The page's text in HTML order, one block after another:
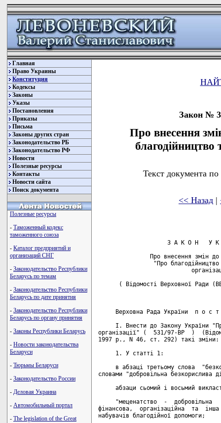
Главная
Право Украины
Конституция
Кодексы
Законы
Указы
Постановления
Приказы
Письма
Законы других стран
Законодательство РБ
Законодательство РФ
Новости
Полезные ресурсы
Контакты
Новости сайта
Поиск документа
Полезные ресурсы
- Таможенный кодекс
таможенного союза
- Каталог предприятий и
организаций СНГ
- Законодательство Республики
Беларусь по темам
- Законодательство Республики
Беларусь по дате принятия
- Законодательство Республики
Беларусь по органу принятия
- Законы Республики Беларусь
- Новости законодательства
Беларуси
- Тюрьмы Беларуси
- Законодательство России
- Деловая Украина
- Автомобильный портал
- The legislation of the Great
Закон №
Про внесення
благодійництво
Текст документа
<< Назад |
З А К О Н   У К
Про внесення змін
"Про
( Відомості Верховної Ради
Верховна Рада України  п о с
I. Внести до Закону України
організації" (  531/97-ВР  )
1997 р., N 46, ст. 292) такі зміни:
     1. У статті 1:
в абзаці третьому слова
словами "добровільна безкорислива
абзаци сьомий і восьмий
"меценатство  -  добровільна
фінансова,  організаційна  та
набувачів благодійної допомоги;